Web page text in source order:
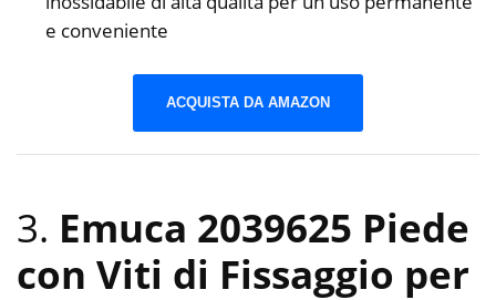
e conveniente
ACQUISTA DA AMAZON
3. Emuca 2039625 Piede
con Viti di Fissaggio per